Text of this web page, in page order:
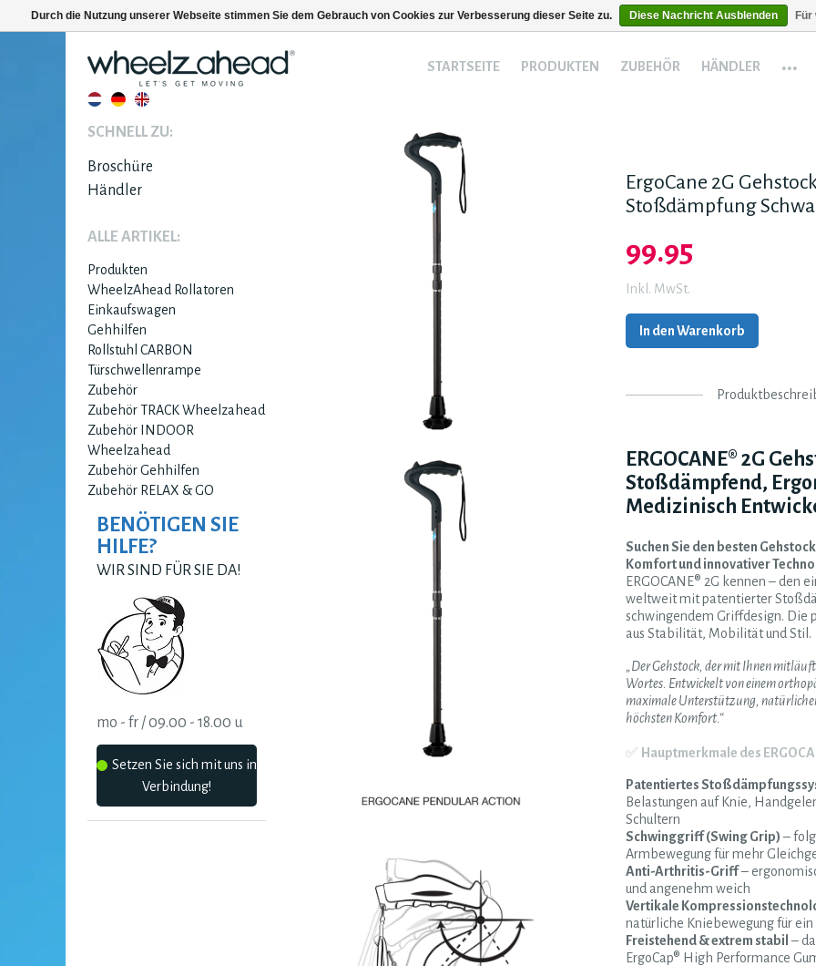
STARTSEITE PRODUKTEN ZUBEHÖR HÄNDLER ...
SCHNELL ZU:
Broschüre
Händler
ALLE ARTIKEL:
Produkten
WheelzAhead Rollatoren
Einkaufswagen
Gehhilfen
Rollstuhl CARBON
Türschwellenrampe
Zubehör
Zubehör TRACK Wheelzahead
Zubehör INDOOR
Wheelzahead
Zubehör Gehhilfen
Zubehör RELAX & GO
BENÖTIGEN SIE
HILFE?
WIR SIND FÜR SIE DA!
mo - fr / 09.00 - 18.00 u
Setzen Sie sich mit uns in
Verbindung!
ErgoCane 2G
Stoßdämpfung
99.95
Inkl. MwSt.
In den Warenkorb
ERGOCANE® 2G
Stoßdämpfend,
Medizinisch
Suchen Sie den besten
Komfort und innovativer
ERGOCANE® 2G kennen – den
weltweit mit patentierter
schwingendem Griffdesign. Die
aus Stabilität, Mobilität und Stil.
„Der Gehstock, der mit Ihnen
Wortes. Entwickelt von einem
maximale Unterstützung,
höchsten Komfort.“
✅ Hauptmerkmale des
Patentiertes
Belastungen auf Knie,
Schultern
Schwinggriff (Swing Grip)–
Armbewegung für mehr
Anti-Arthritis-Griff–
und angenehm weich
Vertikale
natürliche Kniebewegung für ein
Freistehend & extrem stabil –
ErgoCap® High Performance
Durch die Nutzung unserer Webseite stimmen Sie dem Gebrauch von Cookies zur Verbesserung dieser Seite zu. Diese Nachricht Ausblenden